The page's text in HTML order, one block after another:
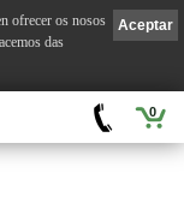
0
Aceptar
ofrecer os nosos
das